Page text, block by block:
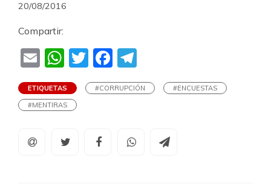
20/08/2016
Compartir:
EmailWhatsApp
TwitterFacebook
ETIQUETAS #CORRUPCIÓN
#ENCUESTAS
#MENTIRAS